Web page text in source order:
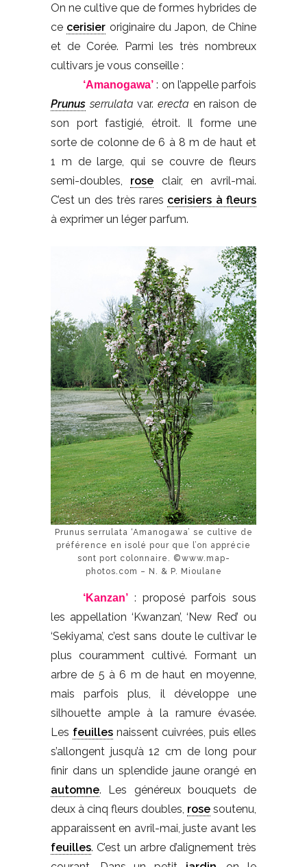
On ne cultive que de formes hybrides de
ce cerisier originaire du Japon, de Chine
et de Corée. Parmi les très nombreux
cultivars je vous conseille :
‘Amanogawa’ : on l’appelle parfois
Prunus serrulata var.erecta en raison de
son port fastigié, étroit. Il forme une
sorte de colonne de 6 à 8 m de haut et
1 m de large, qui se couvre de fleurs
semi-doubles, rose clair, en avril-mai.
C’est un des très rares cerisiers à fleurs
à exprimer un léger parfum.
Prunus serrulata ‘Amanogawa’ se cultive de
préférence en isolé pour que l’on apprécie
sont port colonnaire. ©www.map-
photos.com – N. & P. Mioulane
‘Kanzan’: proposé parfois sous
les appellation ‘Kwanzan’, ‘New Red’ ou
‘Sekiyama’, c’est sans doute le cultivar le
plus couramment cultivé. Formant un
arbre de 5 à 6 m de haut en moyenne,
mais parfois plus, il développe une
silhouette ample à la ramure évasée.
Les feuilles naissent cuivrées, puis elles
s’allongent jusqu’à 12 cm de long pour
finir dans un splendide jaune orangé en
automne. Les généreux bouquets de
deux à cinq fleurs doubles, rose soutenu,
apparaissent en avril-mai, juste avant les
feuilles. C’est un arbre d’alignement très